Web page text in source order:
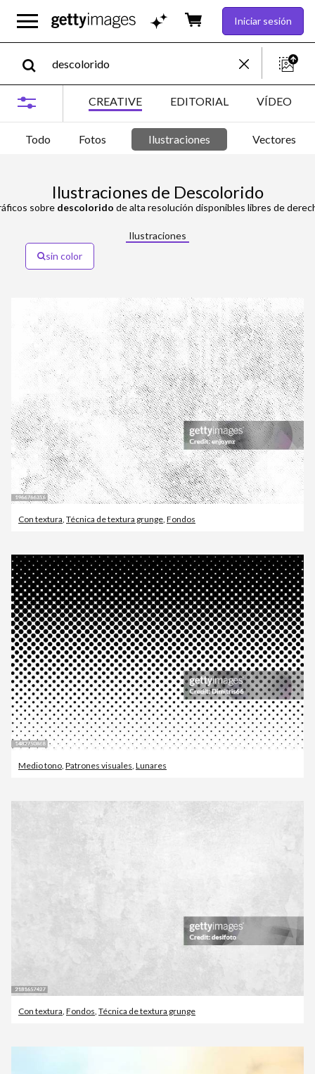
Iniciar sesión
CREATIVE EDITORIAL VÍDEO
Todo Fotos Ilustraciones Vectores
Ilustraciones de Descolorido
sobre descolorido de alta resolución disponibles libres de
Ilustraciones
sin color
Con textura, Técnica de textura grunge, Fondos
Medio tono Patrones visuales Lunares
Con textura, Fondos, Técnica de textura grunge